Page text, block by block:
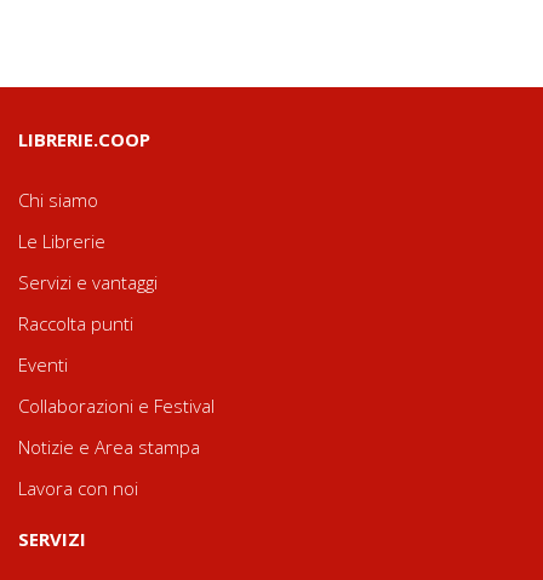
LIBRERIE.COOP
Chi siamo
Le Librerie
Servizi e vantaggi
Raccolta punti
Eventi
Collaborazioni e Festival
Notizie e Area stampa
Lavora con noi
SERVIZI